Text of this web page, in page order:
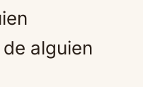
alguien